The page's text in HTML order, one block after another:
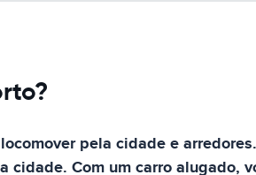
pela cidade e
Com um carro alugado,